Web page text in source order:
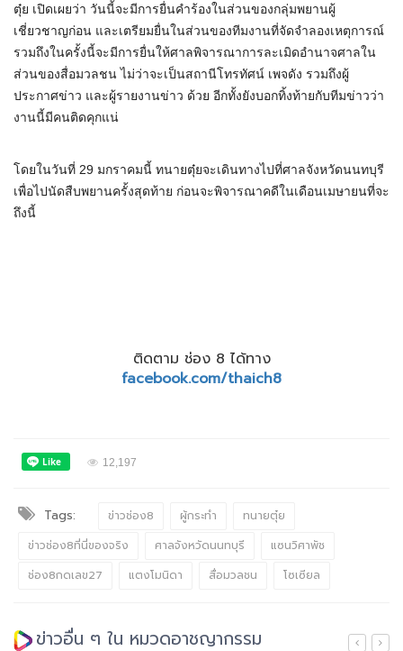
ตุ๋ย เปิดเผยว่า วันนี้จะมีการยื่นคำร้องในส่วนของกลุ่มพยานผู้
เชี่ยวชาญก่อน และเตรียมยื่นในส่วนของทีมงานที่จัดจำลองเหตุการณ์
รวมถึงในครั้งนี้จะมีการยื่นให้ศาลพิจารณาการละเมิดอำนาจศาลใน
ส่วนของสื่อมวลชน ไม่ว่าจะเป็นสถานีโทรทัศน์ เพจดัง รวมถึงผู้
ประกาศข่าว และผู้รายงานข่าว ด้วย อีกทั้งยังบอกทิ้งท้ายกับทีมข่าวว่า
งานนี้มีคนติดคุกแน่
โดยในวันที่ 29 มกราคมนี้ ทนายตุ๋ยจะเดินทางไปที่ศาลจังหวัดนนทบุรี
เพื่อไปนัดสืบพยานครั้งสุดท้าย ก่อนจะพิจารณาคดีในเดือนเมษายนที่จะ
ถึงนี้
ติดตาม ช่อง 8 ได้ทาง
facebook.com/thaich8
12,197
Tags: ข่าวช่อง8 ผู้กระทำ
ทนายตุ๋ย
ข่าวช่อง8ที่นี่ของจริง
ศาลจังหวัดนนทบุรี
แซนวิศาพัช
ช่อง8กดเลข27
แตงโมนิดา สื่อมวลชน โซเซียล
ข่าวอื่น ๆ ใน หมวดอาชญากรรม